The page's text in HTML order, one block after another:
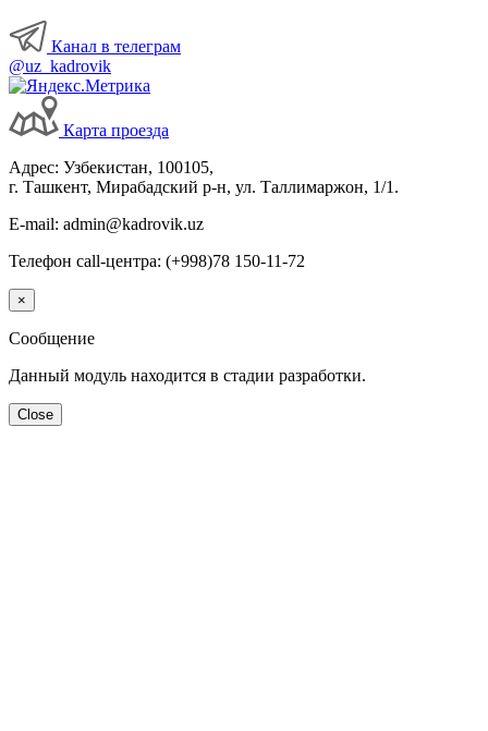
Канал в телеграм
@uz_kadrovik
Карта проезда
Адрес: Узбекистан, 100105,
г. Ташкент, Мирабадский р-н, ул. Таллимаржон, 1/1.
E-mail: admin@kadrovik.uz
Телефон call-центра: (+998)78 150-11-72
×
Сообщение
Данный модуль находится в стадии разработки.
Close